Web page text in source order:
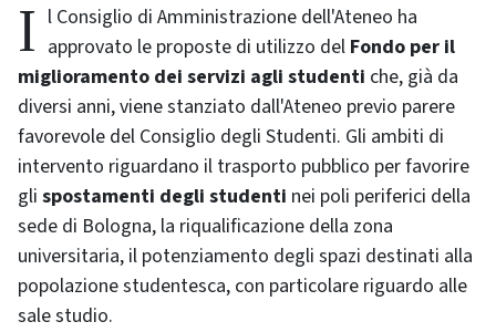
Il Consiglio di Amministrazione dell'Ateneo ha approvato le proposte di utilizzo del Fondo per il
miglioramento dei servizi agli studenti che, già da
diversi anni, viene stanziato dall'Ateneo previo parere
favorevole del Consiglio degli Studenti. Gli ambiti di
intervento riguardano il trasporto pubblico per favorire
gli spostamenti degli studenti nei poli periferici della
sede di Bologna, la riqualificazione della zona
universitaria, il potenziamento degli spazi destinati alla
popolazione studentesca, con particolare riguardo alle
sale studio.